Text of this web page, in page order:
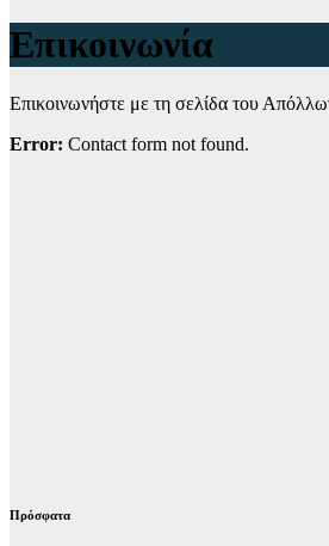
Επικοινωνία
Επικοινωνήστε με τη σελίδα του
Error: Contact form not found.
Πρόσφατα